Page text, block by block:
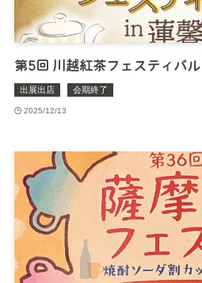
第5回 川越紅茶フェスティバ
出展出店 会期終了
2025/12/13